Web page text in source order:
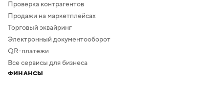
Проверка контрагентов
Продажи на маркетплейсах
Торговый эквайринг
Электронный документооборот
QR-платежи
Все сервисы для бизнеса
ФИНАНСЫ